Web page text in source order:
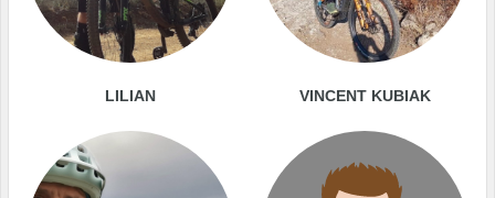
LILIAN VINCENT KUBIAK